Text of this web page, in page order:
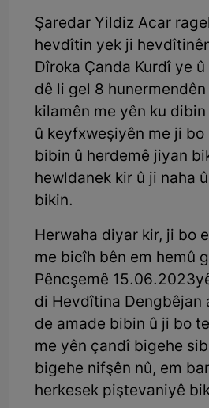
Şaredar Yildiz Acar
hevdîtin yek ji
Dîroka Çanda Kurdî ye û
dê li gel 8
kilamên me yên ku
û keyfxweşiyên me ji
bibin û herdemê jiyan
hewldanek kir û ji naha
bikin.
Herwaha diyar kir, ji bo
me bicîh bên em hemû
Pêncşemê
di Hevdîtina Dengbêjan
de amade bibin û ji bo
me yên çandî bigehe
bigehe nifşên nû, em
herkesek piştevaniyê